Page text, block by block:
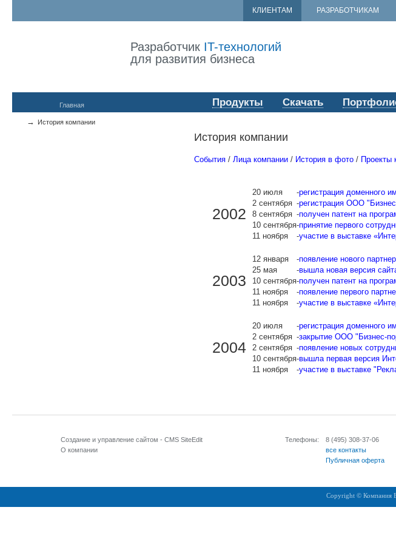
КЛИЕНТАМ РАЗРАБОТЧИКАМ
Разработчик IT-технологий
для развития бизнеса
Главная Продукты Скачать
→ История компании
История компании
События / Лица компании / История в фото / Проекты
2002
20 июля -регистрация доменного
2 сентября -регистрация ООО
8 сентября -получен патент на
10 сентября-принятие первого
11 ноября
-участие в выставке
2003
12 января -появление нового
25 мая
-вышла новая версия
10 сентября-получен патент на
11 ноября
-появление первого
11 ноября
-участие в выставке
2004
20 июля -регистрация доменного
2 сентября -закрытие ООО "Бизнес-
2 сентября -появление новых
10 сентября-вышла первая версия
11 ноября
-участие в выставке
Создание и управление сайтом - CMS SiteEdit
О компании
Телефоны: 8 (495) 308-37-06
все контакты
Публичная оферта
Copyright © Компания